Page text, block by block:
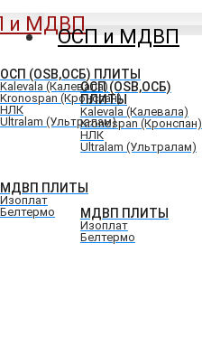
ОСП и МДВП
ОСП (OSB,ОСБ)
ПЛИТЫ
Kalevala (Калевала)
Kronospan (Кронспан)
НЛК
Ultralam (Ультралам)
МДВП ПЛИТЫ
Изоплат
Белтермо
и МДВП
ОСП (OSB,ОСБ) ПЛИТЫ
Kalevala (Калевала)
Kronospan (Кронспан)
НЛК
Ultralam (Ультралам)
МДВП ПЛИТЫ
Изоплат
Белтермо